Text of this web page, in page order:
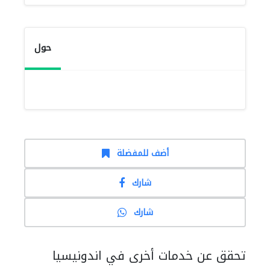
حول
أضف للمفضلة
شارك
شارك
تحقق عن خدمات أخرى في اندونيسيا